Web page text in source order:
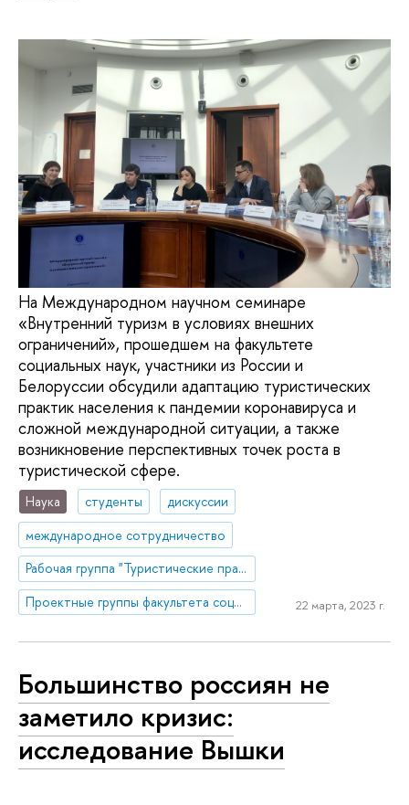
На Международном научном семинаре
«Внутренний туризм в условиях внешних
ограничений», прошедшем на факультете
социальных наук, участники из России и
Белоруссии обсудили адаптацию туристических
практик населения к пандемии коронавируса и
сложной международной ситуации, а также
возникновение перспективных точек роста в
туристической сфере.
Наука студенты
дискуссии
международное сотрудничество
Рабочая группа "Туристические практики населения под воздействием внешних шоков: возможности и ограничения изучения опросными и не-опросными методами"
Проектные группы факультета социальных наук
22 марта, 2023 г.
Большинство россиян не
заметило кризис:
исследование Вышки